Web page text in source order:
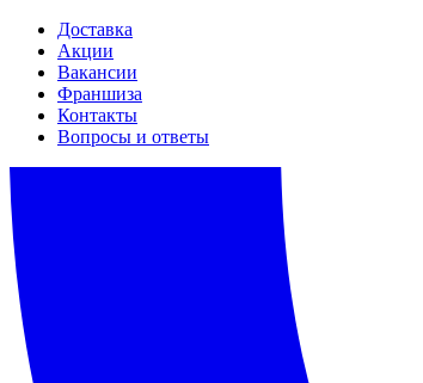
Доставка
Акции
Вакансии
Франшиза
Контакты
Вопросы и ответы